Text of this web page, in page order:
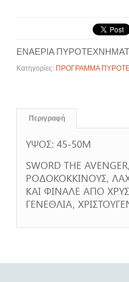
ΕΝΑΕΡΙΑ
Κατηγορίες: ΠΡΟΓΡΑΜΜΑ
Περιγραφή
ΥΨΟΣ: 45-50Μ
SWORD THE
ΡΟΔΟΚΟΚΚΙΝΟΥΣ,
ΚΑΙ ΦΙΝΑΛΕ ΑΠΟ
ΓΕΝΕΘΛΙΑ,